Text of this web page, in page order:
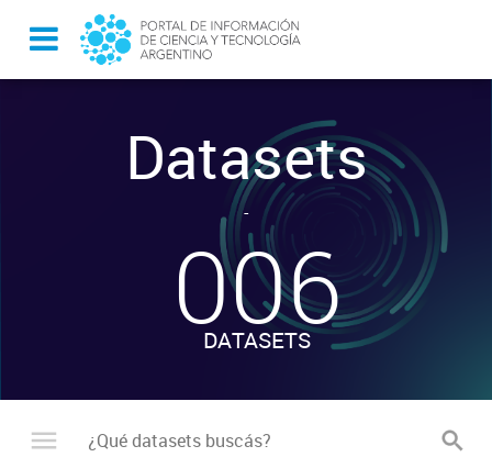
Datasets
-
006
DATASETS